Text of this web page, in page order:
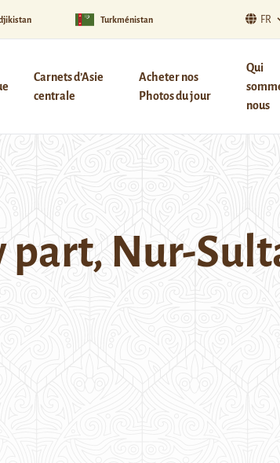
Turkménistan FR
Carnets d’Asie
centrale
Acheter nos
Photos du jour
Qui
nous
Nur-